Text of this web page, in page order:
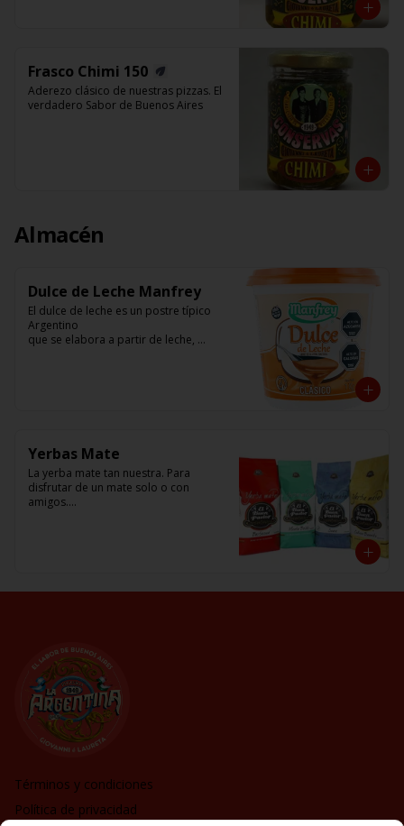
Frasco Chimi 150
Aderezo clásico de nuestras pizzas. El
verdadero Sabor de Buenos Aires
Almacén
Dulce de Leche Manfrey
El dulce de leche es un postre típico
Argentino
que se elabora a partir de leche,
Yerbas Mate
La yerba mate tan nuestra. Para
disfrutar de un mate solo o con
amigos.
Términos y condiciones
Política de privacidad